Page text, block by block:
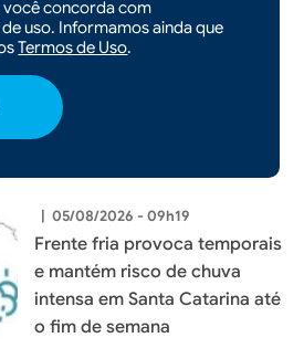
você concorda com
uso. Informamos ainda que
Termos de Uso.
entrega o maior investimento
em educação da história do
município
| 05/08/2026 - 09h19
Frente fria provoca temporais
e mantém risco de chuva
intensa em Santa Catarina até
o fim de semana